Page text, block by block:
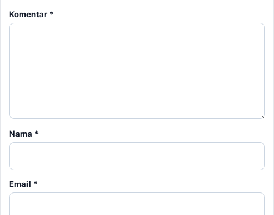
Komentar *
Nama *
Email *